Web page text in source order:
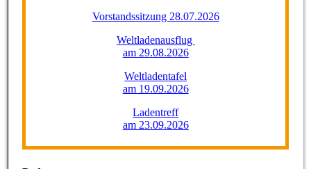
Vorstandssitzung 28.07.2026
Weltladenausflug
am 29.08.2026
Weltladentafel
am 19.09.2026
Ladentreff
am 23.09.2026